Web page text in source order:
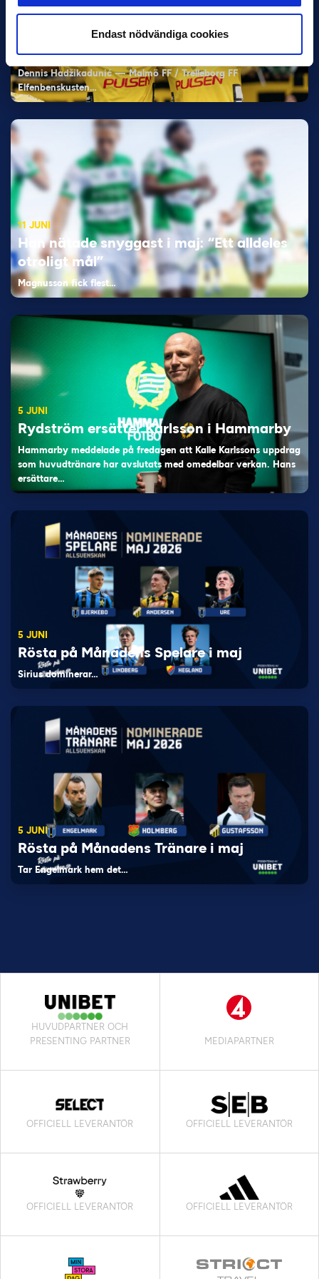
Endast nödvändiga cookies
VM-spelare med förflutet i Allsvenskan
och Superettan
Dennis Hadžikadunić — Malmö FF / Trelleborg FF
Elfenbenskusten…
11 JUNI
Han nätade snyggast i maj: “Ett alldeles
otroligt mål”
Magnusson fick flest…
5 JUNI
Rydström ersätter Karlsson i Hammarby
Hammarby meddelade på fredagen att Kalle Karlssons uppdrag
som huvudtränare har avslutats med omedelbar verkan. Hans
ersättare…
5 JUNI
Rösta på Månadens Spelare i maj
Sirius dominerar…
5 JUNI
Rösta på Månadens Tränare i maj
Tar Engelmark hem det…
HUVUDPARTNER OCH
PRESENTING PARTNER
MEDIAPARTNER
OFFICIELL LEVERANTÖR OFFICIELL LEVERANTÖR
OFFICIELL LEVERANTÖR OFFICIELL LEVERANTÖR